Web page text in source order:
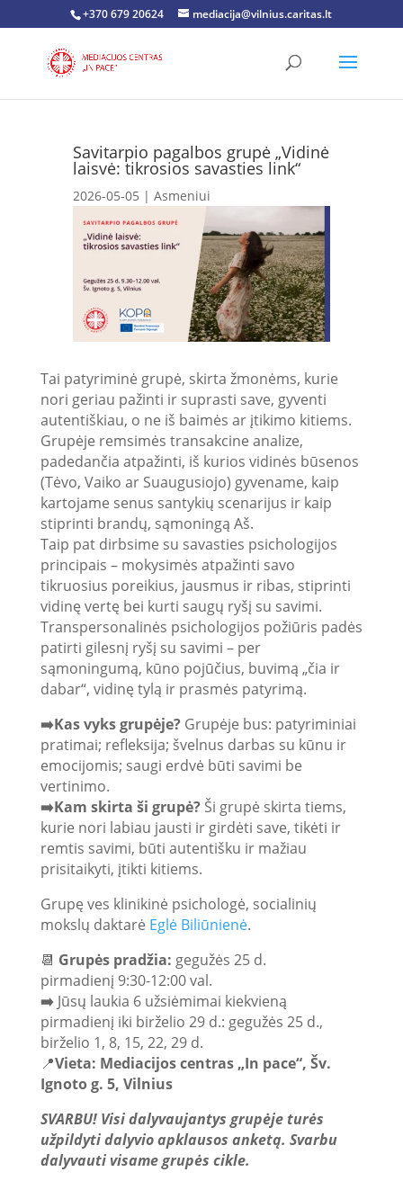
+370 679 20624 mediacija@vilnius.caritas.lt
Savitarpio pagalbos grupė „Vidinė
laisvė: tikrosios savasties link“
2026-05-05 | Asmeniui
Tai patyriminė grupė, skirta žmonėms, kurie
nori geriau pažinti ir suprasti save, gyventi
autentiškiau, o ne iš baimės ar įtikimo kitiems.
Grupėje remsimės transakcine analize,
padedančia atpažinti, iš kurios vidinės būsenos
(Tėvo, Vaiko ar Suaugusiojo) gyvename, kaip
kartojame senus santykių scenarijus ir kaip
stiprinti brandų, sąmoningą Aš.
Taip pat dirbsime su savasties psichologijos
principais – mokysimės atpažinti savo
tikruosius poreikius, jausmus ir ribas, stiprinti
vidinę vertę bei kurti saugų ryšį su savimi.
Transpersonalinės psichologijos požiūris padės
patirti gilesnį ryšį su savimi – per
sąmoningumą, kūno pojūčius, buvimą „čia ir
dabar“, vidinę tylą ir prasmės patyrimą.
➡️Kas vyks grupėje?Grupėje bus: patyriminiai
pratimai; refleksija; švelnus darbas su kūnu ir
emocijomis; saugi erdvė būti savimi be
vertinimo.
➡️Kam skirta ši grupė?Ši grupė skirta tiems,
kurie nori labiau jausti ir girdėti save, tikėti ir
remtis savimi, būti autentišku ir mažiau
prisitaikyti, įtikti kitiems.
Grupę ves klinikinė psichologė, socialinių
mokslų daktarė Eglė Biliūnienė.
📆 Grupės pradžia: gegužės 25 d.
pirmadienį 9:30-12:00 val.
➡️ Jūsų laukia 6 užsiėmimai kiekvieną
pirmadienį iki birželio 29 d.: gegužės 25 d.,
birželio 1, 8, 15, 22, 29 d.
📍Vieta: Mediacijos centras „In pace“, Šv.
Ignoto g. 5, Vilnius
SVARBU! Visi dalyvaujantys grupėje turės
užpildyti dalyvio apklausos anketą. Svarbu
dalyvauti visame grupės cikle.